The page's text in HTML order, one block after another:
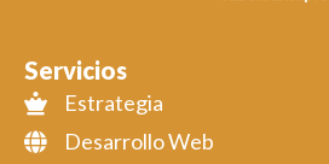
Servicios
Estrategia
Desarrollo Web